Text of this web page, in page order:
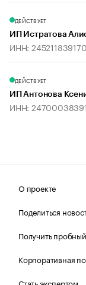
ДЕЙСТВУЕТ
ИП Истратова
ИНН: 245211839170
ДЕЙСТВУЕТ
ИП Антонова
ИНН:
О проекте
Поделиться
Получить
Корпоративная